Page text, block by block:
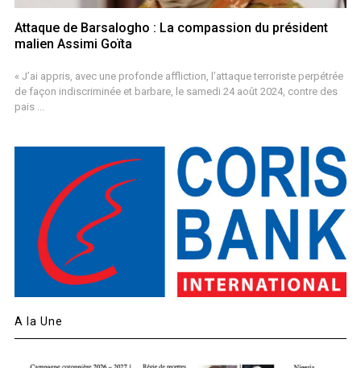
Attaque de Barsalogho : La compassion du président
malien Assimi Goïta
« J’ai appris, avec une profonde affliction, l’attaque terroriste perpétrée
de façon indiscriminée et barbare, le samedi 24 août 2024, contre des
pais ...
A la Une